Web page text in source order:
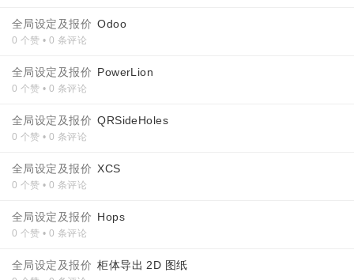
全局设定及报价 Odoo
0 个赞 • 0 条评论
全局设定及报价 PowerLion
0 个赞 • 0 条评论
全局设定及报价 QRSideHoles
0 个赞 • 0 条评论
全局设定及报价 XCS
0 个赞 • 0 条评论
全局设定及报价 Hops
0 个赞 • 0 条评论
全局设定及报价 柜体导出 2D 图纸